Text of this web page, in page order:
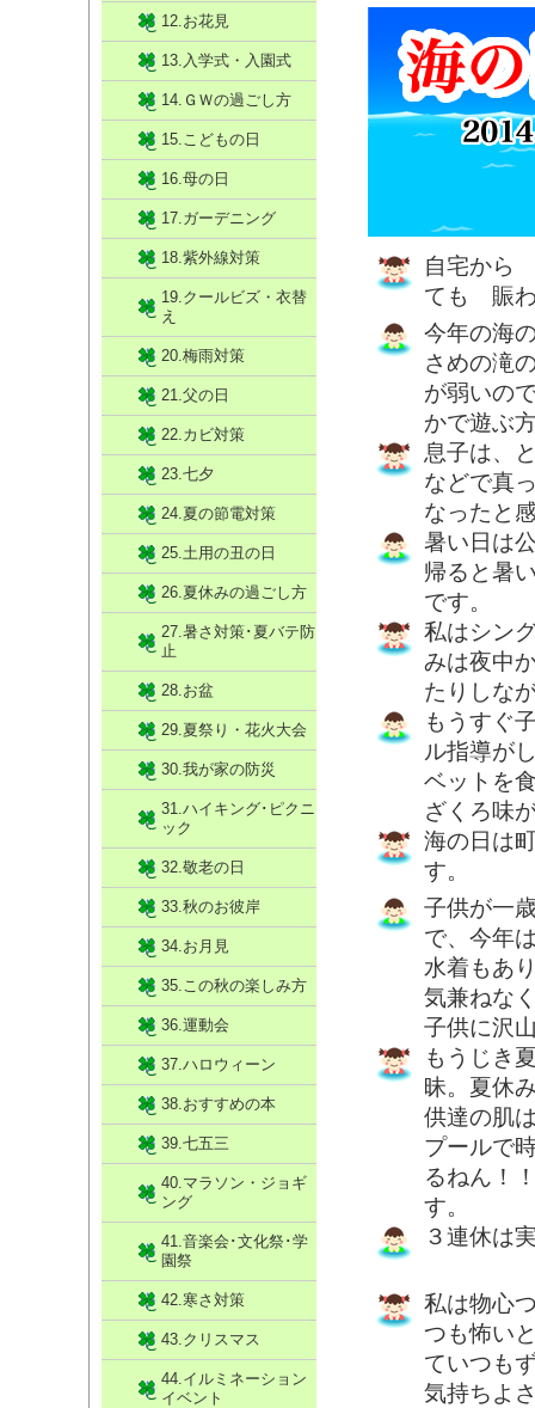
自宅か
ても 賑わ
今年の海
さめの滝
が弱いの
かで遊ぶ
息子は、
などで真
なったと
暑い日は
帰ると暑
です。
私はシン
みは夜中
たりしな
もうすぐ
ル指導が
ベットを
ざくろ味
海の日は
す。
子供が一
で、今年
水着もあ
気兼ねな
子供に沢
もうじき
昧。夏休
供達の肌
プールで
るねん！
す。
３連休は
私は物心
つも怖い
ていつも
気持ちよ
12.お花見
13.入学式・入園式
14.ＧＷの過ごし方
15.こどもの日
16.母の日
17.ガーデニング
18.紫外線対策
19.クールビズ・衣替
え
20.梅雨対策
21.父の日
22.カビ対策
23.七夕
24.夏の節電対策
25.土用の丑の日
26.夏休みの過ごし方
27.暑さ対策･夏バテ防
止
28.お盆
29.夏祭り・花火大会
30.我が家の防災
31.ハイキング･ピクニ
ック
32.敬老の日
33.秋のお彼岸
34.お月見
35.この秋の楽しみ方
36.運動会
37.ハロウィーン
38.おすすめの本
39.七五三
40.マラソン・ジョギ
ング
41.音楽会･文化祭･学
園祭
42.寒さ対策
43.クリスマス
44.イルミネーション
イベント